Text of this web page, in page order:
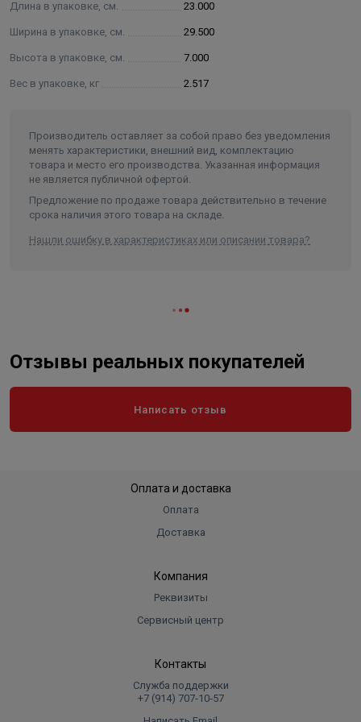
клапаном Верхний гидравлический блок, включающий
автоматический клапан для удаления воздуха 1/2" и
контрольный термометр от 0 °С до 80 °С .Крепежная
головка с погружным температурным датчиком.
Длина в упаковке, см. 23.000
Ширина в упаковке, см. 29.500
Высота в упаковке, см. 7.000
Вес в упаковке, кг 2.517
Производитель оставляет за собой право без уведомления
менять характеристики, внешний вид, комплектацию
товара и место его производства. Указанная информация
не является публичной офертой.
Предложение по продаже товара действительно в течение
срока наличия этого товара на складе.
Нашли ошибку в характеристиках или описании товара?
Отзывы реальных покупателей
Написать отзыв
Оплата и доставка
Оплата
Доставка
Компания
Реквизиты
Сервисный центр
Контакты
Служба поддержки
+7 (914) 707‑10‑57